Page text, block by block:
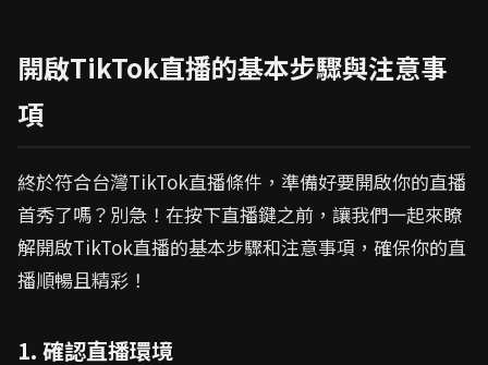
開啟TikTok直播的基本步驟與注意事
項
終於符合台灣TikTok直播條件，準備好要開啟你的直播
首秀了嗎？別急！在按下直播鍵之前，讓我們一起來瞭
解開啟TikTok直播的基本步驟和注意事項，確保你的直
播順暢且精彩！
1. 確認直播環境